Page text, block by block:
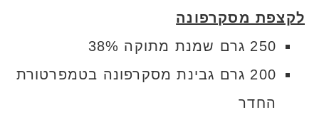
לקצפת מסקרפונה
250 גרם שמנת מתוקה 38%
200 גרם גבינת מסקרפונה בטמפרטורת
החדר